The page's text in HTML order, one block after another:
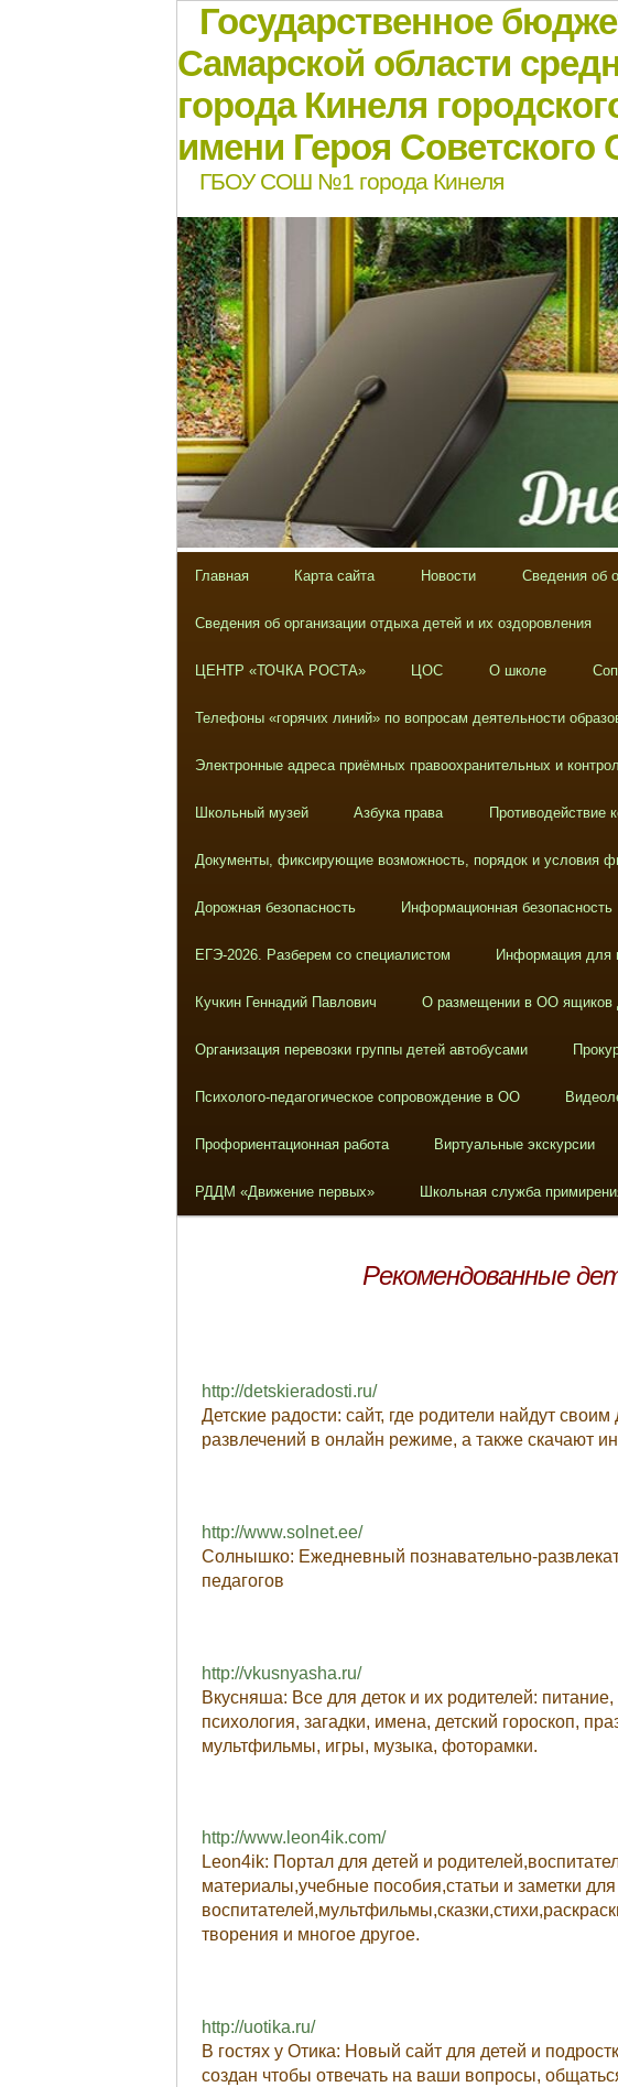
Государственное
Самарской области
города Кинеля
имени Героя Советского
ГБОУ СОШ №1 города Кинеля
Главная Карта сайта Новости Сведения об
Сведения об организации отдыха детей и их оздоровления
ЦЕНТР «ТОЧКА РОСТА» ЦОС О школе
Телефоны «горячих линий» по вопросам деятельности
Электронные адреса приёмных правоохранительных и
Школьный музей Азбука права Противодействие
Документы, фиксирующие возможность, порядок и условия
Дорожная безопасность Информационная безопасность
ЕГЭ-2026. Разберем со специалистом Информация для
Кучкин Геннадий Павлович О размещении в ОО ящиков
Организация перевозки группы детей автобусами
Психолого-педагогическое сопровождение в ОО
Профориентационная работа Виртуальные экскурсии
РДДМ «Движение первых» Школьная служба
Рекомендованные
http://detskieradosti.ru/
Детские радости: сайт, где родители найдут
развлечений в онлайн режиме, а также скачают
http://www.solnet.ee/
Солнышко: Ежедневный познавательно-
педагогов
http://vkusnyasha.ru/
Вкусняша: Все для деток и их родителей:
психология, загадки, имена, детский гороскоп,
мультфильмы, игры, музыка, фоторамки.
http://www.leon4ik.com/
Leon4ik: Портал для детей и
материалы,учебные пособия,статьи и заметки
творения и многое другое.
http://uotika.ru/
В гостях у Отика: Новый сайт для детей и
создан чтобы отвечать на ваши вопросы,